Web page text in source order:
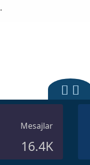
Mesajlar
16.4K